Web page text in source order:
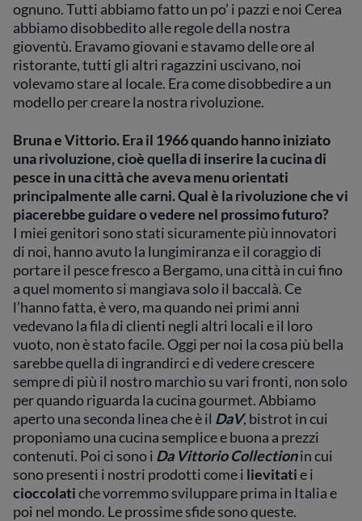
ognuno. Tutti abbiamo fatto un po’ i pazzi e noi Cerea
abbiamo disobbedito alle regole della nostra
gioventù. Eravamo giovani e stavamo delle ore al
ristorante, tutti gli altri ragazzini uscivano, noi
volevamo stare al locale. Era come disobbedire a un
modello per creare la nostra rivoluzione.
Bruna e Vittorio. Era il 1966 quando hanno iniziato
una rivoluzione, cioè quella di inserire la cucina di
pesce in una città che aveva menu orientati
principalmente alle carni. Qual è la rivoluzione che vi
piacerebbe guidare o vedere nel prossimo futuro?
I miei genitori sono stati sicuramente più innovatori
di noi, hanno avuto la lungimiranza e il coraggio di
portare il pesce fresco a Bergamo, una città in cui fino
a quel momento si mangiava solo il baccalà. Ce
l’hanno fatta, è vero, ma quando nei primi anni
vedevano la fila di clienti negli altri locali e il loro
vuoto, non è stato facile. Oggi per noi la cosa più bella
sarebbe quella di ingrandirci e di vedere crescere
sempre di più il nostro marchio su vari fronti, non solo
per quando riguarda la cucina gourmet. Abbiamo
aperto una seconda linea che è il DaV, bistrot in cui
proponiamo una cucina semplice e buona a prezzi
contenuti. Poi ci sono i Da Vittorio Collectionin cui
sono presenti i nostri prodotti come i lievitatie i
cioccolatiche vorremmo sviluppare prima in Italia e
poi nel mondo. Le prossime sfide sono queste.